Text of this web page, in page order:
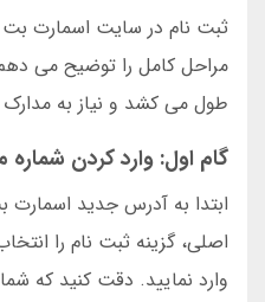
ثبت نام در سایت اسمارت بت
طول می کشد و نیاز به مدارک
گام اول: وارد کردن شماره
ابتدا به آدرس جدید
اصلی، گزینه ثبت نام را
وارد نمایید. دقت کنید که